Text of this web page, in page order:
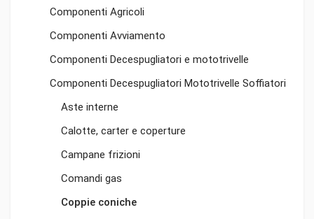
Componenti Agricoli
Componenti Avviamento
Componenti Decespugliatori e mototrivelle
Componenti Decespugliatori Mototrivelle Soffiatori
Aste interne
Calotte, carter e coperture
Campane frizioni
Comandi gas
Coppie coniche